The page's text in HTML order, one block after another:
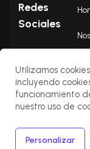
Redes
Sociales
Utilizamos
incluyendo
funcionamiento
nuestro uso de
Personalizar